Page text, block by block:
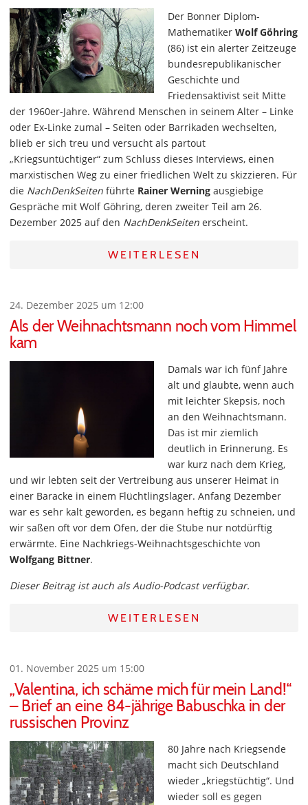
Der Bonner Diplom-
Mathematiker Wolf Göhring
(86) ist ein alerter Zeitzeuge
bundesrepublikanischer
Geschichte und
Friedensaktivist seit Mitte
der 1960er-Jahre. Während Menschen in seinem Alter – Linke
oder Ex-Linke zumal – Seiten oder Barrikaden wechselten,
blieb er sich treu und versucht als partout
„Kriegsuntüchtiger“ zum Schluss dieses Interviews, einen
marxistischen Weg zu einer friedlichen Welt zu skizzieren. Für
die NachDenkSeiten führte Rainer Werning ausgiebige
Gespräche mit Wolf Göhring, deren zweiter Teil am 26.
Dezember 2025 auf den NachDenkSeiten erscheint.
WEITERLESEN
24. Dezember 2025 um 12:00
Als der Weihnachtsmann noch vom Himmel
kam
Damals war ich fünf Jahre
alt und glaubte, wenn auch
mit leichter Skepsis, noch
an den Weihnachtsmann.
Das ist mir ziemlich
deutlich in Erinnerung. Es
war kurz nach dem Krieg,
und wir lebten seit der Vertreibung aus unserer Heimat in
einer Baracke in einem Flüchtlingslager. Anfang Dezember
war es sehr kalt geworden, es begann heftig zu schneien, und
wir saßen oft vor dem Ofen, der die Stube nur notdürftig
erwärmte. Eine Nachkriegs-Weihnachtsgeschichte von
Wolfgang Bittner.
Dieser Beitrag ist auch als Audio-Podcast verfügbar.
WEITERLESEN
01. November 2025 um 15:00
„Valentina, ich schäme mich für mein Land!“
– Brief an eine 84-jährige Babuschka in der
russischen Provinz
80 Jahre nach Kriegsende
macht sich Deutschland
wieder „kriegstüchtig“. Und
wieder soll es gegen